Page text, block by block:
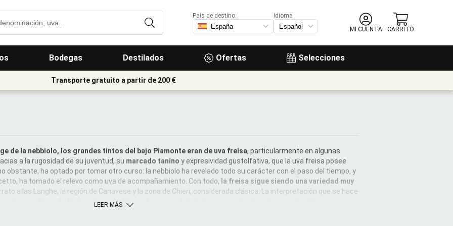
Bodegas Destilados Ofertas Selecciones
País de destino:
Idioma
MI CUENTA
CARRITO
Transporte gratuito a partir de 200 €
de la nebbiolo, los grandes tintos del bajo Piamonte eran de uva freisa, particularmente en algunas
a la rugosidad de su juventud, su marcado tanino y expresividad gustolfativa, que la uva freisa posee
obstante, ha optado por tomar otro curso: la nebbiolo ha revelado todo su carácter con el paso del tiempo, y
ha tomado el relevo como uva de acompañamiento. Con todo, la freisa sigue siendo una variedad muy
a las Langhe, la región de Canavese y la zona de Chieri, considerada clásica. La interpretación que se hace
vinoso y lleno de fruta, a menudo frizzante
LEER MÁS